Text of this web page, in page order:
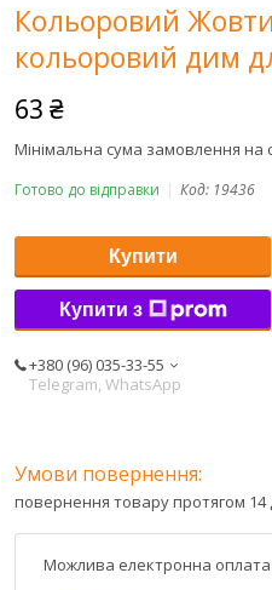
Кольоровий
кольоровий дим
63 ₴
Мінімальна сума замовлення на
Готово до відправки Код: 19436
Купити
Купити з
+380 (96) 035-33-55
Telegram, WhatsApp
повернення товару протягом 14